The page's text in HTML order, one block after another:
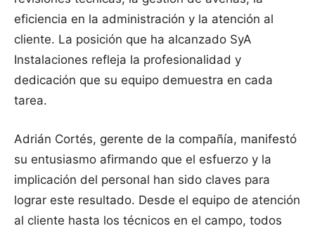
eficiencia en la administración y la atención al
cliente. La posición que ha alcanzado SyA
Instalaciones refleja la profesionalidad y
dedicación que su equipo demuestra en cada
tarea.
Adrián Cortés, gerente de la compañía, manifestó
su entusiasmo afirmando que el esfuerzo y la
implicación del personal han sido claves para
lograr este resultado. Desde el equipo de atención
al cliente hasta los técnicos en el campo, todos